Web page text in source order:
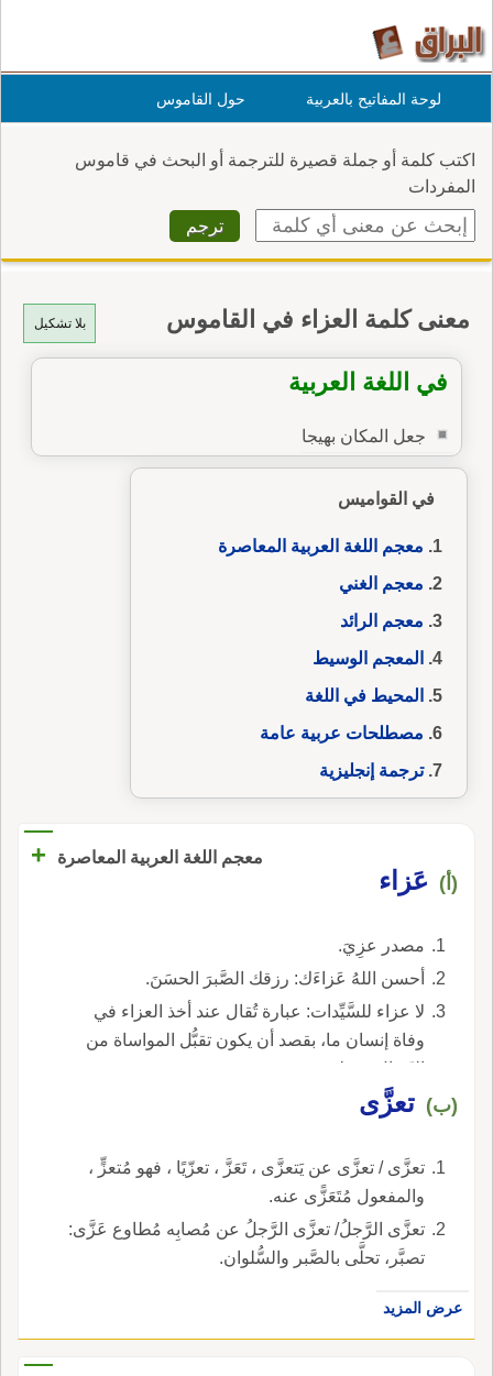
لوحة المفاتيح بالعربية حول القاموس
اكتب كلمة أو جملة قصيرة للترجمة أو البحث في قاموس
المفردات
بلا تشكيل معنى كلمة العزاء في القاموس
في اللغة العربية
جعل المكان بهيجا
في القواميس
معجم اللغة العربية المعاصرة
معجم الغني
معجم الرائد
المعجم الوسيط
المحيط في اللغة
مصطلحات عربية عامة
ترجمة إنجليزية
معجم اللغة العربية المعاصرة +
(أ) عَزاء
مصدر عزِيَ.
أحسن اللهُ عَزاءَك: رزقك الصَّبرَ الحسَنَ.
لا عزاء للسَّيِّدات: عبارة تُقال عند أخذ العزاء في
وفاة إنسان ما، بقصد أن يكون تقبُّل المواساة من
الرِّجال فقط.
(ب) تعزَّى
تعزَّى / تعزَّى عن يَتعزَّى ، تَعَزَّ ، تعزّيًا ، فهو مُتعزٍّ ،
والمفعول مُتَعَزًّى عنه.
تعزَّى الرَّجلُ/ تعزَّى الرَّجلُ عن مُصابِه مُطاوع عَزَّى:
تصبَّر، تحلَّى بالصَّبر والسُّلوان.
عرض المزيد